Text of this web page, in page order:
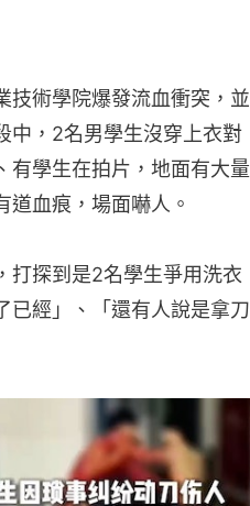
技術學院爆發流血衝突，並
中，2名男學生沒穿上衣對
有學生在拍片，地面有大量
道血痕，場面嚇人。
打探到是2名學生爭用洗衣
已經」、「還有人說是拿刀